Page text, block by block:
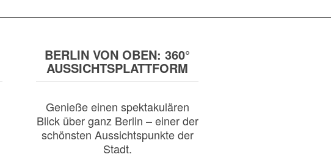
BERLIN VON OBEN: 360°
AUSSICHTSPLATTFORM
Genieße einen spektakulären
Blick über ganz Berlin – einer der
schönsten Aussichtspunkte der
Stadt.